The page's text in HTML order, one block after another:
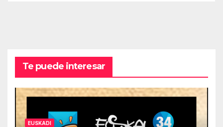
Te puede interesar
EUSKADI